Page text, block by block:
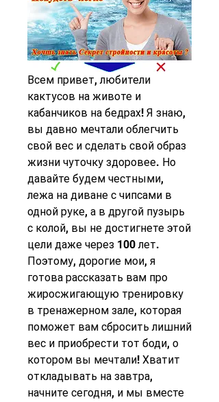
Всем привет, любители
кактусов на животе и
кабанчиков на бедрах! Я знаю,
вы давно мечтали облегчить
свой вес и сделать свой образ
жизни чуточку здоровее. Но
давайте будем честными,
лежа на диване с чипсами в
одной руке, а в другой пузырь
с колой, вы не достигнете этой
цели даже через 100 лет.
Поэтому, дорогие мои, я
готова рассказать вам про
жиросжигающую тренировку
в тренажерном зале, которая
поможет вам сбросить лишний
вес и приобрести тот боди, о
котором вы мечтали! Хватит
откладывать на завтра,
начните сегодня, и мы вместе